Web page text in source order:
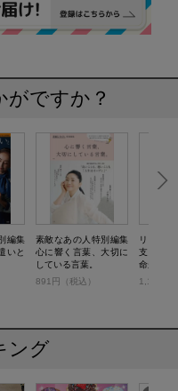
がですか？
編集
いと
素敵なあの人特別編集
心に響く言葉、大切に
している言葉。
891円（税込）
リンネル
支えてく
命が好転
1,100円
ング